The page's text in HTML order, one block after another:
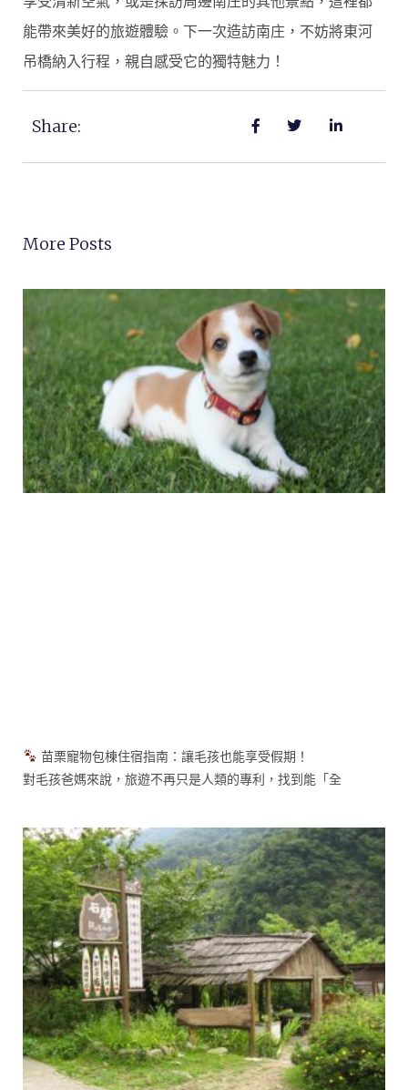
能帶來美好的旅遊體驗。下一次造訪南庄，不妨將東河
吊橋納入行程，親自感受它的獨特魅力！
Share:
More Posts
苗栗寵物包棟住宿指南：讓毛孩也能享受假期！
對毛孩爸媽來說，旅遊不再只是人類的專利，找到能「全